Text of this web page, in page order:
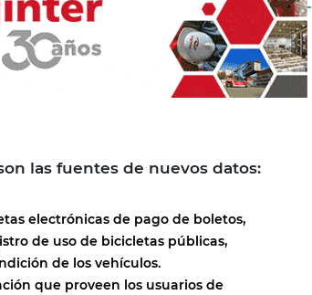
las fuentes de nuevos datos:
electrónicas de pago de boletos,
de uso de bicicletas públicas,
de los vehículos.
que proveen los usuarios de